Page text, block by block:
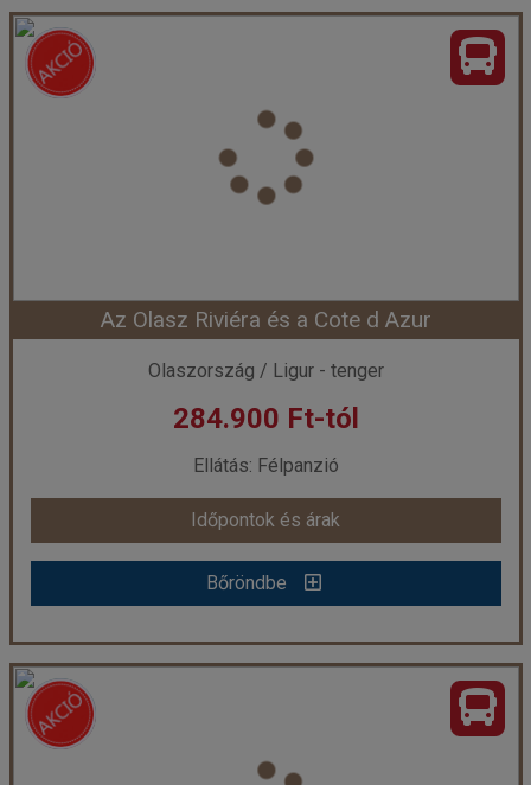
Párizs & a Loire-völgy kastélyai
Körutazás Franciaországban
Utazás módja:Busszal
Ellátás:
Reggeli
Szálláskategória:
3 ágyas szoba
Időpont: 2026-08-18 | 5 éj
már 249.900 Ft-tól
Időpontok és árak
Bőröndbe
Az Olasz Riviéra és a Cote d Azur
Olaszország / Ligur - tenger
284.900 Ft-tól
Ellátás: Félpanzió
Időpontok és árak
Bőröndbe
Az Olasz Riviéra és a Cote d Azur
Sanremo